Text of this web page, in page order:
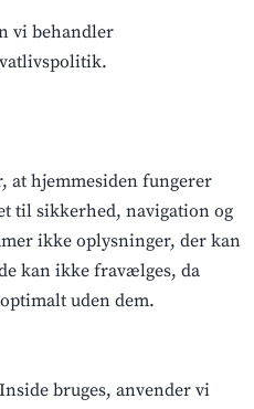
vi behandler
at hjemmesiden fungerer
til sikkerhed, navigation og
ikke oplysninger, der kan
kan ikke fravælges, da
uden dem.
bruges, anvender vi